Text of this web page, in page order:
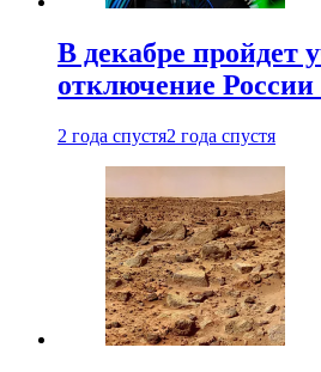
В декабре пройдет
отключение России
2 года спустя2 года спустя